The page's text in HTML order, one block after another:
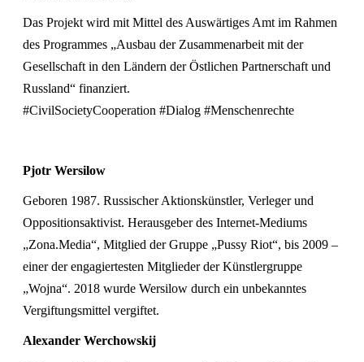
Das Projekt wird mit Mittel des Auswärtiges Amt im Rahmen
des Programmes „Ausbau der Zusammenarbeit mit der
Gesellschaft in den Ländern der Östlichen Partnerschaft und
Russland“ finanziert.
#CivilSocietyCooperation #Dialog #Menschenrechte
Pjotr Wersilow
Geboren 1987. Russischer Aktionskünstler, Verleger und
Oppositionsaktivist. Herausgeber des Internet-Mediums
„Zona.Media“, Mitglied der Gruppe „Pussy Riot“, bis 2009 –
einer der engagiertesten Mitglieder der Künstlergruppe
„Wojna“. 2018 wurde Wersilow durch ein unbekanntes
Vergiftungsmittel vergiftet.
Alexander Werchowskij